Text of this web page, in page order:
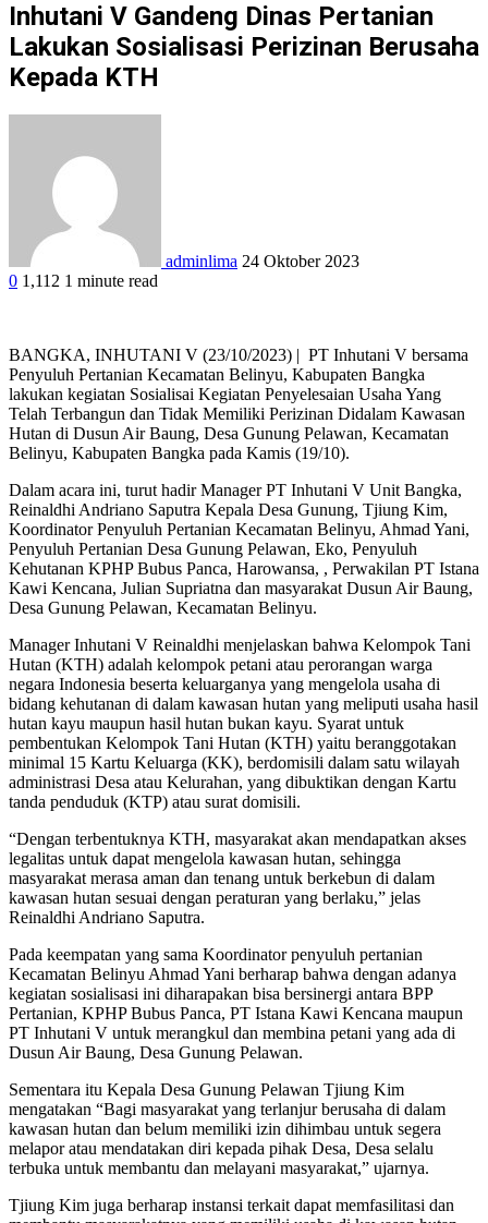
Inhutani V Gandeng Dinas Pertanian
Lakukan Sosialisasi Perizinan Berusaha
Kepada KTH
adminlima 24 Oktober 2023
0 1,112 1 minute read
BANGKA, INHUTANI V (23/10/2023) | PT Inhutani V bersama
Penyuluh Pertanian Kecamatan Belinyu, Kabupaten Bangka
lakukan kegiatan Sosialisai Kegiatan Penyelesaian Usaha Yang
Telah Terbangun dan Tidak Memiliki Perizinan Didalam Kawasan
Hutan di Dusun Air Baung, Desa Gunung Pelawan, Kecamatan
Belinyu, Kabupaten Bangka pada Kamis (19/10).
Dalam acara ini, turut hadir Manager PT Inhutani V Unit Bangka,
Reinaldhi Andriano Saputra Kepala Desa Gunung, Tjiung Kim,
Koordinator Penyuluh Pertanian Kecamatan Belinyu, Ahmad Yani,
Penyuluh Pertanian Desa Gunung Pelawan, Eko, Penyuluh
Kehutanan KPHP Bubus Panca, Harowansa, , Perwakilan PT Istana
Kawi Kencana, Julian Supriatna dan masyarakat Dusun Air Baung,
Desa Gunung Pelawan, Kecamatan Belinyu.
Manager Inhutani V Reinaldhi menjelaskan bahwa Kelompok Tani
Hutan (KTH) adalah kelompok petani atau perorangan warga
negara Indonesia beserta keluarganya yang mengelola usaha di
bidang kehutanan di dalam kawasan hutan yang meliputi usaha hasil
hutan kayu maupun hasil hutan bukan kayu. Syarat untuk
pembentukan Kelompok Tani Hutan (KTH) yaitu beranggotakan
minimal 15 Kartu Keluarga (KK), berdomisili dalam satu wilayah
administrasi Desa atau Kelurahan, yang dibuktikan dengan Kartu
tanda penduduk (KTP) atau surat domisili.
“Dengan terbentuknya KTH, masyarakat akan mendapatkan akses
legalitas untuk dapat mengelola kawasan hutan, sehingga
masyarakat merasa aman dan tenang untuk berkebun di dalam
kawasan hutan sesuai dengan peraturan yang berlaku,” jelas
Reinaldhi Andriano Saputra.
Pada keempatan yang sama Koordinator penyuluh pertanian
Kecamatan Belinyu Ahmad Yani berharap bahwa dengan adanya
kegiatan sosialisasi ini diharapakan bisa bersinergi antara BPP
Pertanian, KPHP Bubus Panca, PT Istana Kawi Kencana maupun
PT Inhutani V untuk merangkul dan membina petani yang ada di
Dusun Air Baung, Desa Gunung Pelawan.
Sementara itu Kepala Desa Gunung Pelawan Tjiung Kim
mengatakan “Bagi masyarakat yang terlanjur berusaha di dalam
kawasan hutan dan belum memiliki izin dihimbau untuk segera
melapor atau mendatakan diri kepada pihak Desa, Desa selalu
terbuka untuk membantu dan melayani masyarakat,” ujarnya.
Tjiung Kim juga berharap instansi terkait dapat memfasilitasi dan